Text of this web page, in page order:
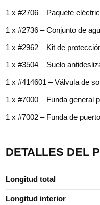
1 x #2706 – Paquete
1 x #2736 – Conjunto de
1 x #2962 – Kit de
1 x #3504 – Suelo
1 x #414601 – Válvula de
1 x #7000 – Funda general
1 x #7002 – Funda de
DETALLES DEL
Longitud total
Longitud interior